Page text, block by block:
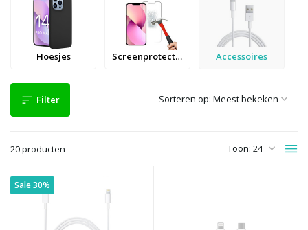
Hoesjes Screenprotectors Accessoires
Filter
20 producten Toon:
Sorteren op:
Sale 30%